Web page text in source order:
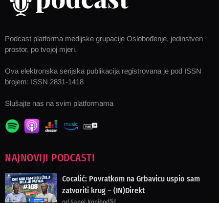
Podcast platforma medijske grupacije Oslobođenje, jedinstven
prostor, po tvojoj mjeri.
Ova elektronska serijska publikacija registrovana je pod ISSN
brojem: ISSN 2831-1418
Slušajte nas na svim platformama
NAJNOVIJI PODCASTI
Cocalić: Povratkom na Grbavicu uspio sam
zatvoriti krug – (IN)Direkt